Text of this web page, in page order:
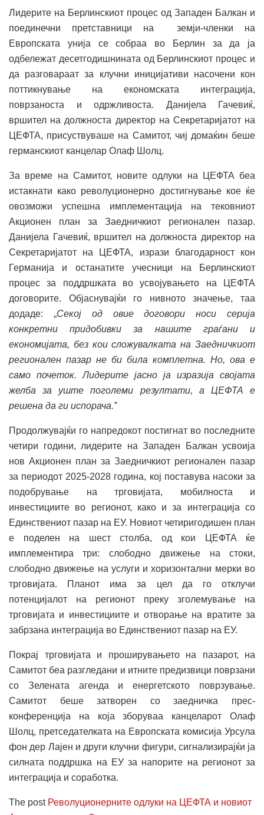
Лидерите на Берлинскиот процес од Западен Балкан и
поединечни претставници на земји-членки на
Европската унија се собраа во Берлин за да ја
одбележат десетгодишнината од Берлинскиот процес и
да разговараат за клучни иницијативи насочени кон
поттикнување на економската интеграција,
поврзаноста и одржливоста. Данијела Гачевиќ,
вршител на должноста директор на Секретаријатот на
ЦЕФТА, присуствуваше на Самитот, чиј домаќин беше
германскиот канцелар Олаф Шолц.
За време на Самитот, новите одлуки на ЦЕФТА беа
истакнати како револуционерно достигнување кое ќе
овозможи успешна имплементација на тековниот
Акционен план за Заедничкиот регионален пазар.
Данијела Гачевиќ, вршител на должноста директор на
Секретаријатот на ЦЕФТА, изрази благодарност кон
Германија и останатите учесници на Берлинскиот
процес за поддршката во усвојувањето на ЦЕФТА
договорите. Објаснувајќи го нивното значење, таа
додаде: „Секој од овие договори носи серија
конкретни придобивки за нашите граѓани и
економијата, без кои сложувалката на Заедничкиот
регионален пазар не би била комплетна. Но, ова е
само почеток. Лидерите јасно ја изразија својата
желба за уште поголеми резултати, а ЦЕФТА е
решена да ги испорача.”
Продолжувајќи го напредокот постигнат во последните
четири години, лидерите на Западен Балкан усвоија
нов Акционен план за Заедничкиот регионален пазар
за периодот 2025-2028 година, кој поставува насоки за
подобрување на трговијата, мобилноста и
инвестициите во регионот, како и за интеграција со
Единствениот пазар на ЕУ. Новиот четиригодишен план
е поделен на шест столба, од кои ЦЕФТА ќе
имплементира три: слободно движење на стоки,
слободно движење на услуги и хоризонтални мерки во
трговијата. Планот има за цел да го отклучи
потенцијалот на регионот преку зголемување на
трговијата и инвестициите и отворање на вратите за
забрзана интеграција во Единствениот пазар на ЕУ.
Покрај трговијата и проширувањето на пазарот, на
Самитот беа разгледани и итните предизвици поврзани
со Зелената агенда и енергетското поврзување.
Самитот беше затворен со заедничка прес-
конференција на која зборуваа канцеларот Олаф
Шолц, претседателката на Европската комисија Урсула
фон дер Лајен и други клучни фигури, сигнализирајќи ја
силната поддршка на ЕУ за напорите на регионот за
интеграција и соработка.
The post Револуционерните одлуки на ЦЕФТА и новиот